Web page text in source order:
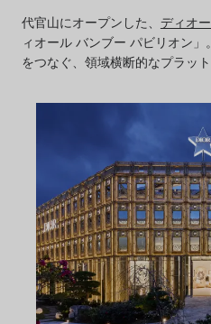
代官山にオープンした、 ディオ
ィオール バンブー パビリオン
をつなぐ、領域横断的なプラット